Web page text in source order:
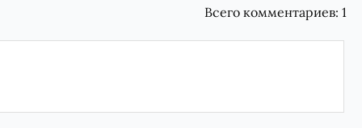
Всего комментариев:1